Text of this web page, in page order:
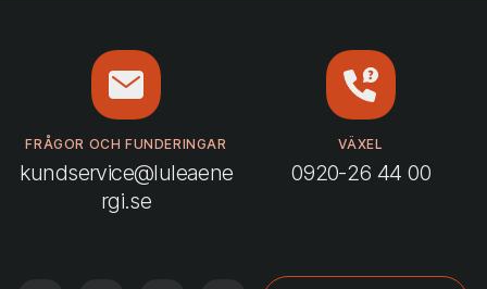
FRÅGOR OCH FUNDERINGAR
kundservice@luleaene
rgi.se
VÄXEL
0920-26 44 00